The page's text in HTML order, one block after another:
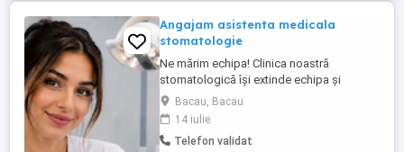
Angajam asistenta medicala
stomatologie
Ne mărim echipa! Clinica noastră
stomatologică își extinde echipa și
angajează Asistentă Medicală cu
experiență! Dacă ești o persoană
organizată, empatică, responsabilă și îți
dorești să lucrezi într-un mediu modern,
Bacau, Bacau
14 iulie
Telefon validat